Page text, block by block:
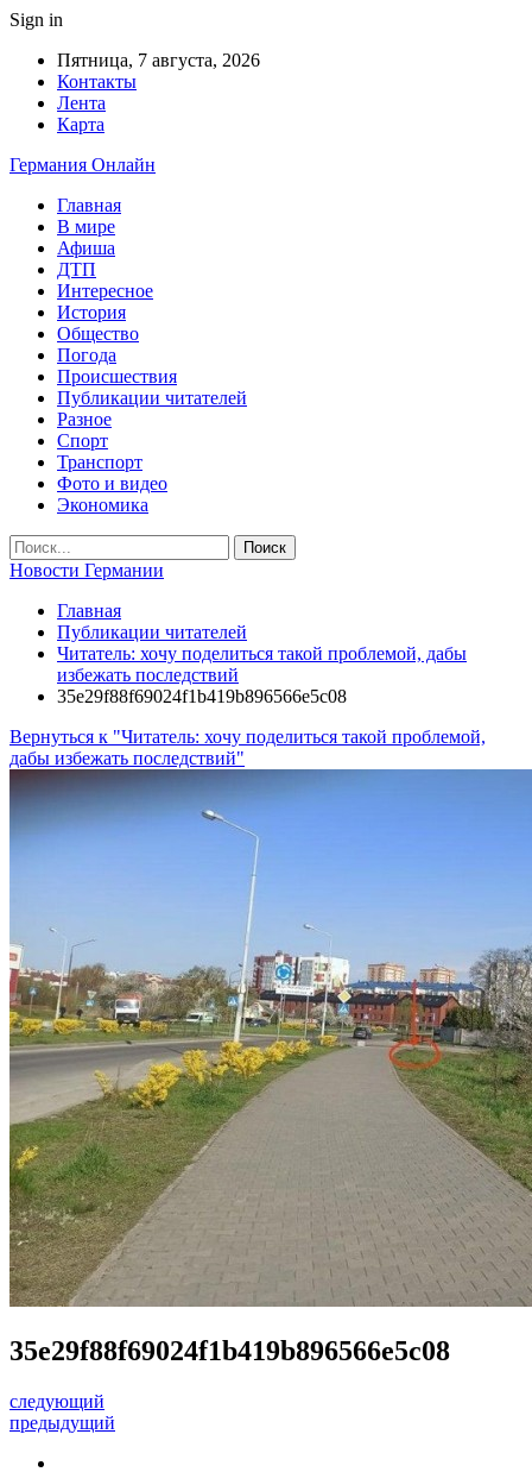
Sign in
Пятница, 7 августа, 2026
Контакты
Лента
Карта
Германия Онлайн
Главная
В мире
Афиша
ДТП
Интересное
История
Общество
Погода
Происшествия
Публикации читателей
Разное
Спорт
Транспорт
Фото и видео
Экономика
Новости Германии
Главная
Публикации читателей
Читатель: хочу поделиться такой проблемой, дабы
избежать последствий
35e29f88f69024f1b419b896566e5c08
Вернуться к "Читатель: хочу поделиться такой проблемой,
дабы избежать последствий"
35e29f88f69024f1b419b896566e5c08
следующий
предыдущий